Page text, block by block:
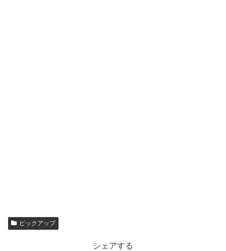
ピックアップ
シェアする